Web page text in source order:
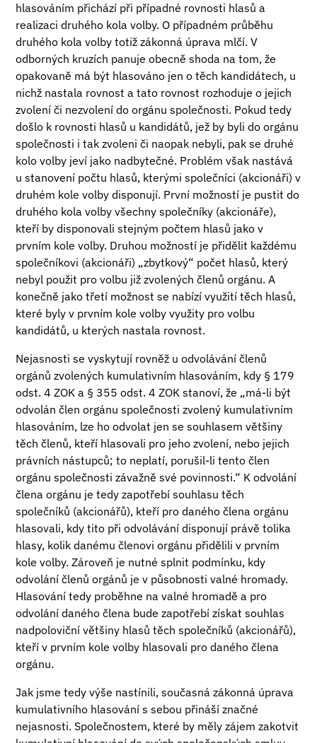
hlasováním přichází při případné rovnosti hlasů a
realizaci druhého kola volby. O případném průběhu
druhého kola volby totiž zákonná úprava mlčí. V
odborných kruzích panuje obecně shoda na tom, že
opakovaně má být hlasováno jen o těch kandidátech, u
nichž nastala rovnost a tato rovnost rozhoduje o jejich
zvolení či nezvolení do orgánu společnosti. Pokud tedy
došlo k rovnosti hlasů u kandidátů, jež by byli do orgánu
společnosti i tak zvoleni či naopak nebyli, pak se druhé
kolo volby jeví jako nadbytečné. Problém však nastává
u stanovení počtu hlasů, kterými společníci (akcionáři) v
druhém kole volby disponují. První možností je pustit do
druhého kola volby všechny společníky (akcionáře),
kteří by disponovali stejným počtem hlasů jako v
prvním kole volby. Druhou možností je přidělit každému
společníkovi (akcionáři) „zbytkový“ počet hlasů, který
nebyl použit pro volbu již zvolených členů orgánu. A
konečně jako třetí možnost se nabízí využití těch hlasů,
které byly v prvním kole volby využity pro volbu
kandidátů, u kterých nastala rovnost.
Nejasnosti se vyskytují rovněž u odvolávání členů
orgánů zvolených kumulativním hlasováním, kdy § 179
odst. 4 ZOK a § 355 odst. 4 ZOK stanoví, že „má-li být
odvolán člen orgánu společnosti zvolený kumulativním
hlasováním, lze ho odvolat jen se souhlasem většiny
těch členů, kteří hlasovali pro jeho zvolení, nebo jejich
právních nástupců; to neplatí, porušil-li tento člen
orgánu společnosti závažně své povinnosti.“ K odvolání
člena orgánu je tedy zapotřebí souhlasu těch
společníků (akcionářů), kteří pro daného člena orgánu
hlasovali, kdy tito při odvolávání disponují právě tolika
hlasy, kolik danému členovi orgánu přidělili v prvním
kole volby. Zároveň je nutné splnit podmínku, kdy
odvolání členů orgánů je v působnosti valné hromady.
Hlasování tedy proběhne na valné hromadě a pro
odvolání daného člena bude zapotřebí získat souhlas
nadpoloviční většiny hlasů těch společníků (akcionářů),
kteří v prvním kole volby hlasovali pro daného člena
orgánu.
Jak jsme tedy výše nastínili, současná zákonná úprava
kumulativního hlasování s sebou přináší značné
nejasnosti. Společnostem, které by měly zájem zakotvit